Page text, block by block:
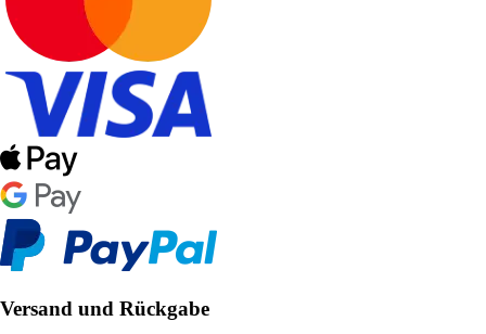
Versand und Rückgabe